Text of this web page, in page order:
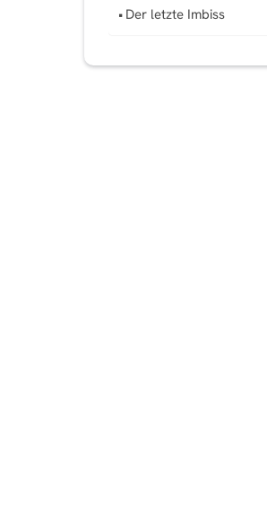
Der letzte Imbiss